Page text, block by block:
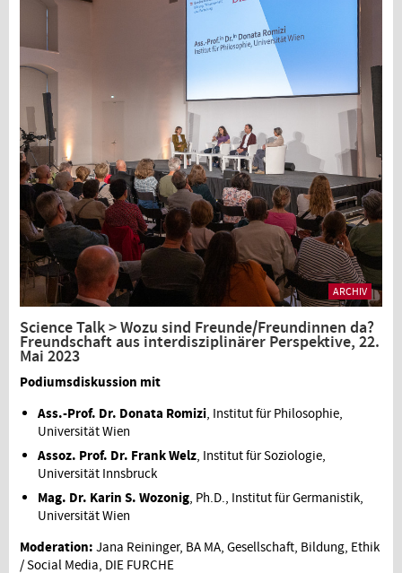
ARCHIV
Science Talk > Wozu sind Freunde/Freundinnen da?
Freundschaft aus interdisziplinärer Perspektive, 22.
Mai 2023
Podiumsdiskussion mit
Ass.-Prof. Dr. Donata Romizi, Institut für Philosophie,
Universität Wien
Assoz. Prof. Dr. Frank Welz, Institut für Soziologie,
Universität Innsbruck
Mag. Dr. Karin S. Wozonig, Ph.D., Institut für Germanistik,
Universität Wien
Moderation: Jana Reininger, BA MA, Gesellschaft, Bildung, Ethik
/ Social Media, DIE FURCHE